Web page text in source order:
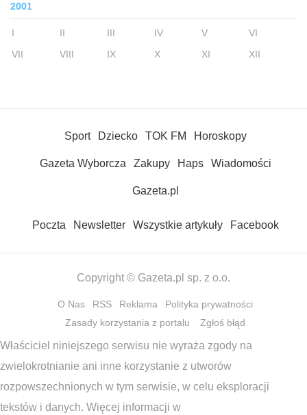
2001
I II III IV V
VI
VII
VIII IX X XI XII
Sport Dziecko TOK FM Horoskopy
Gazeta Wyborcza Zakupy Haps Wiadomości
Gazeta.pl
Poczta Newsletter Wszystkie artykuły Facebook
Copyright © Gazeta.pl sp. z o.o.
O Nas RSS Reklama
Polityka prywatności
Zasady korzystania z portalu
Zgłoś błąd
Właściciel niniejszego serwisu nie wyraża zgody na
zwielokrotnianie ani inne korzystanie z utworów
rozpowszechnionych w tym serwisie, w celu eksploracji
tekstów i danych. Więcej informacji w